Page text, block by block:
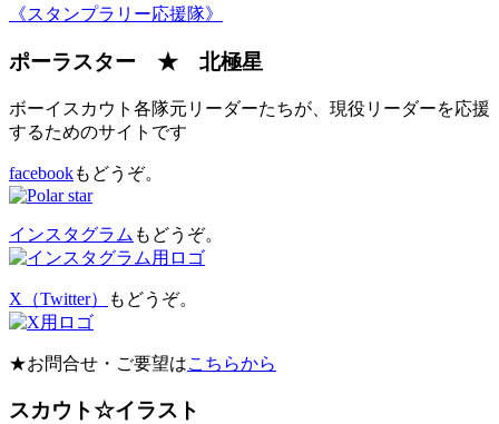
《スタンプラリー応援隊》
ポーラスター ★ 北極星
ボーイスカウト各隊元リーダーたちが、現役リーダーを応援
するためのサイトです
facebookもどうぞ。
インスタグラム もどうぞ。
X（Twitter） もどうぞ。
★お問合せ・ご要望はこちらから
スカウト☆イラスト